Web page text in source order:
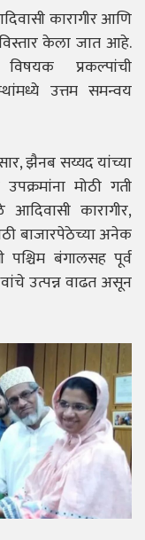
कारागीर आणि
केला जात आहे.
प्रकल्पांची
उत्तम समन्वय
झैनब सय्यद यांच्या
मोठी गती
कारागीर,
बाजारपेठेच्या अनेक
बंगालसह पूर्व
उत्पन्न वाढत असून